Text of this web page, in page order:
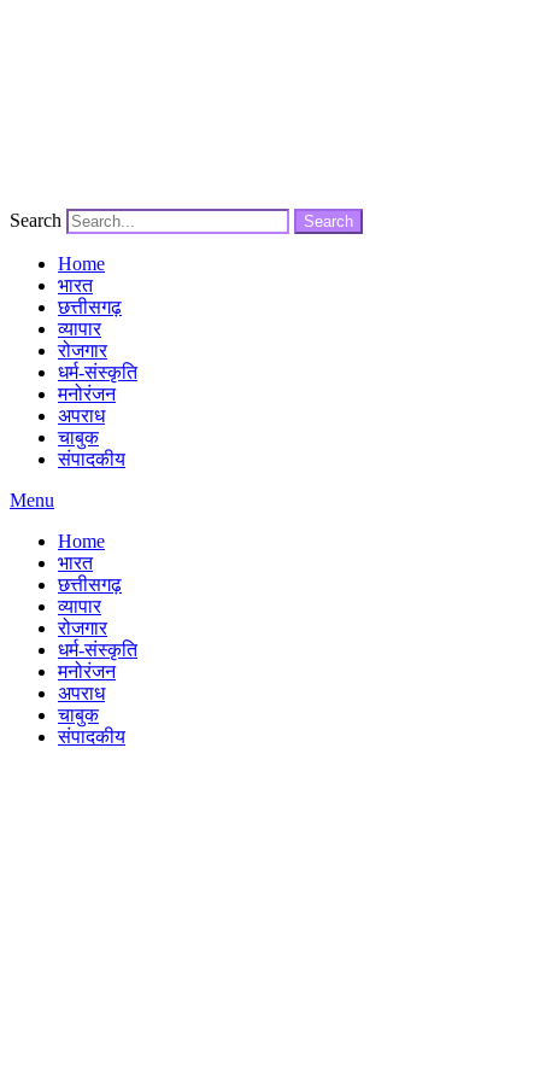
Search Search
Home
भारत
छत्तीसगढ़
व्यापार
रोजगार
धर्म-संस्कृति
मनोरंजन
अपराध
चाबुक
संपादकीय
Menu
Home
भारत
छत्तीसगढ़
व्यापार
रोजगार
धर्म-संस्कृति
मनोरंजन
अपराध
चाबुक
संपादकीय